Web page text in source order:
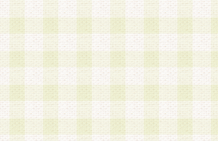
4.会員は、住所、電話番号その他の登録情報につ
合は、速やかに当社所定の変更手続きを行うもの
5.当社は、必要と認めた場合、会員に対して、電
手段により登録情報の対象者が会員登録者本人で
の内容が正確であること、アンケートの回答内容
うことができるものとます。
6.会員は、会員登録後当社が定期的に行う登録情
して、当社指定の期間内に更新手続きを行うもの
該期間内に更新手続きを行わない場合、その時点
発行したポイントは失効されるものとします。